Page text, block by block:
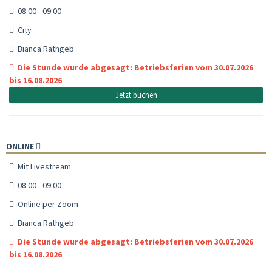
08:00 - 09:00
City
Bianca Rathgeb
Die Stunde wurde abgesagt: Betriebsferien vom 30.07.2026
bis 16.08.2026
Jetzt buchen
ONLINE
Mit Livestream
08:00 - 09:00
Online per Zoom
Bianca Rathgeb
Die Stunde wurde abgesagt: Betriebsferien vom 30.07.2026
bis 16.08.2026